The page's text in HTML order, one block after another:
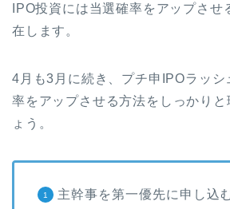
IPO投資には当選確率をアップさせ
在します。
4月も3月に続き、プチ申IPOラッシ
率をアップさせる方法をしっかりと
ょう。
主幹事を第一優先に申し込